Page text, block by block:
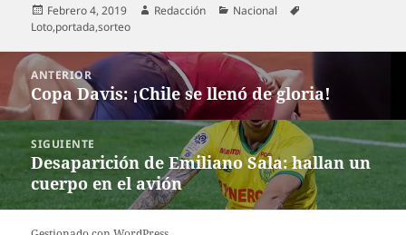
Publicado
el
Febrero 4, 2019 Autor
Redacción Categorías
Nacional
Loto,portada,sorteo
Navegación
de
entradas
ANTERIOR
Entrada
anterior:
Copa Davis: ¡Chile se llenó de gloria!
SIGUIENTE
Entrada
siguiente:
Desaparición de Emiliano Sala: hallan un
cuerpo en el avión